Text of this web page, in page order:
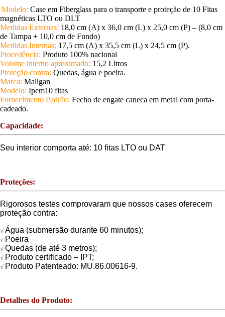
Modelo: Case em Fiberglass para o transporte e proteção de 10 Fitas
magnéticas LTO ou DLT
Medidas Externas: 18,0 cm (A) x 36,0 cm (L) x 25,0 cm (P) – (8,0 cm
de Tampa + 10,0 cm de Fundo)
Medidas Internas: 17,5 cm (A) x 35,5 cm (L) x 24,5 cm (P).
Procedência: Produto 100% nacional
Volume interno aproximado: 15,2 Litros
Proteção contra: Quedas, água e poeira.
Marca: Maligan
Modelo: Ipem10 fitas
Fornecimento Padrão: Fecho de engate caneca em metal com porta-
cadeado.
Capacidade:
Seu interior comporta até: 10 fitas LTO ou DAT
Proteções:
Rigorosos testes comprovaram que nossos cases oferecem
proteção contra:
√ Água (submersão durante 60 minutos);
√ Poeira
√ Quedas (de até 3 metros);
√ Produto certificado – IPT;
√ Produto Patenteado: MU.86.00616-9.
Detalhes do Produto: